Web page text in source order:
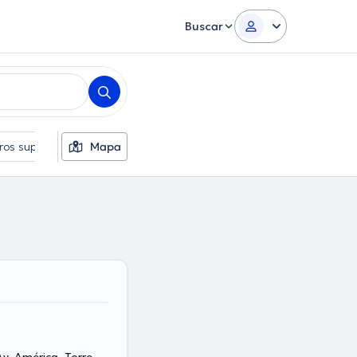
Buscar
suplementariosMapa